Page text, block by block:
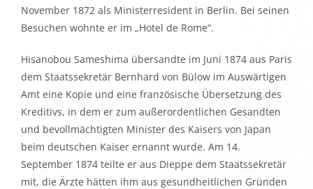
November 1872 als Ministerresident in Berlin. Bei seinen
Besuchen wohnte er im „Hotel de Rome“.
Hisanobou Sameshima übersandte im Juni 1874 aus Paris
dem Staatssekretär Bernhard von Bülow im Auswärtigen
Amt eine Kopie und eine französische Übersetzung des
Kreditivs, in dem er zum außerordentlichen Gesandten
und bevollmächtigten Minister des Kaisers von Japan
beim deutschen Kaiser ernannt wurde. Am 14.
September 1874 teilte er aus Dieppe dem Staatssekretär
mit, die Ärzte hätten ihm aus gesundheitlichen Gründen